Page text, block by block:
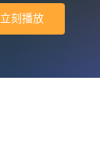
立刻播放